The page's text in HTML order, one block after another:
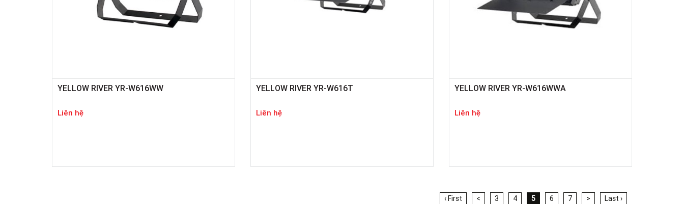
YELLOW RIVER YR-W616WW
Liên hệ
YELLOW RIVER YR-W616T
Liên hệ
YELLOW RIVER YR-W616WWA
Liên hệ
‹ First < 3 4 5 6 7 > Last ›